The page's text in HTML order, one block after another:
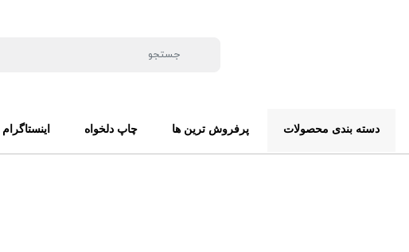
دسته بندی محصولات پرفروش ترین ها چاپ دلخواه اینستاگرام